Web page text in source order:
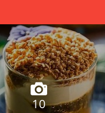
10